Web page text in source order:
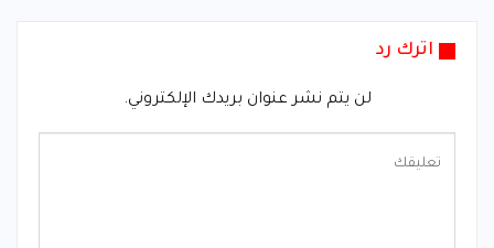
اترك رد
لن يتم نشر عنوان بريدك الإلكتروني.